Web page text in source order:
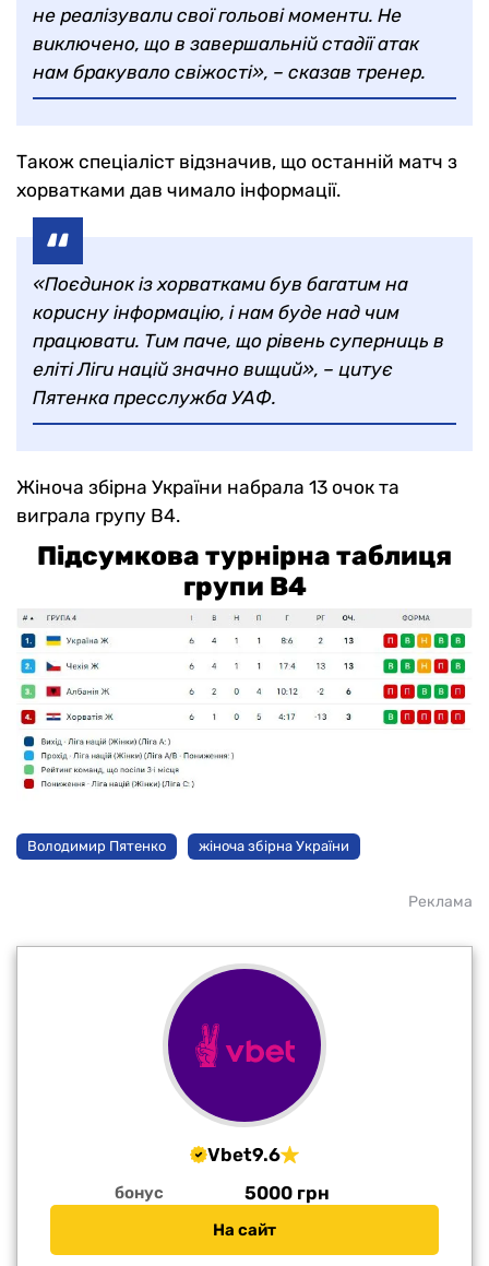
не реалізували свої гольові моменти. Не
виключено, що в завершальній стадії атак
нам бракувало свіжості», – сказав тренер.
Також спеціаліст відзначив, що останній матч з
хорватками дав чимало інформації.
«Поєдинок із хорватками був багатим на
корисну інформацію, і нам буде над чим
працювати. Тим паче, що рівень суперниць в
еліті Ліги націй значно вищий», – цитує
Пятенка пресслужба УАФ.
Жіноча збірна України набрала 13 очок та
виграла групу В4.
Підсумкова турнірна таблиця
групи В4
Володимир Пятенко жіноча збірна України
Реклама
Vbet9.6
бонус 5000 грн
На сайт